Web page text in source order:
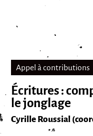
Appel à contributions
Écritures :
le jonglage
Cyrille Roussial